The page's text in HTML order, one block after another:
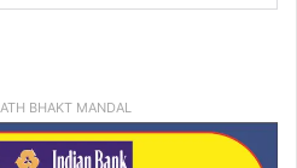
BHAKT MANDAL